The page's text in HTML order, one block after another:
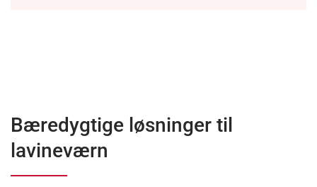
Bæredygtige løsninger til
lavineværn